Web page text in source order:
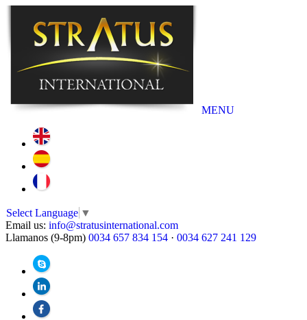
MENU
Select Language ▼
Email us: info@stratusinternational.com
Llamanos (9-8pm) 0034 657 834 154 · 0034 627 241 129